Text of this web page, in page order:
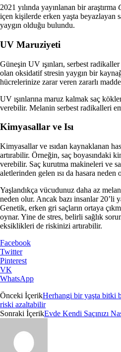
2021 yılında yayınlanan bir araştırma
içen kişilerde erken yaşta beyazlayan
yaygın olduğu bulundu.
UV Maruziyeti
Güneşin UV ışınları, serbest
olan oksidatif stresin yaygın bir
hücrelerinize zarar veren zararlı
UV ışınlarına maruz kalmak saç
verebilir. Melanin serbest radikalleri
Kimyasallar ve Isı
Kimyasallar ve ısıdan kaynaklanan
artırabilir. Örneğin, saç boyasındaki
verebilir. Saç kurutma makineleri ve
aletlerinden gelen ısı da hasara neden
Yaşlandıkça vücudunuz daha az
neden olur. Ancak bazı insanlar 20’li
Genetik, erken gri saçların ortaya
oynar. Yine de stres, belirli sağlık
eksiklikleri de riskinizi artırabilir.
Facebook
Twitter
Pinterest
VK
WhatsApp
Önceki İçerikHerhangi bir yaşta bitki
riski azaltabilir
Sonraki İçerikEvde Kendi Saçınızı